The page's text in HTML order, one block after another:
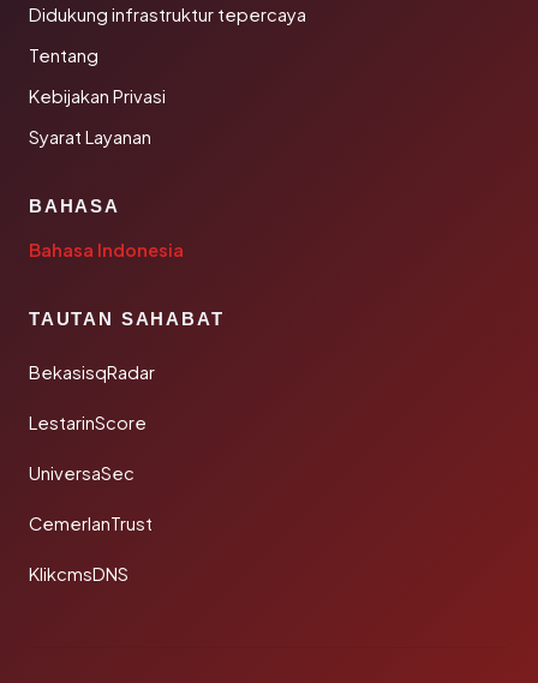
Didukung infrastruktur tepercaya
Tentang
Kebijakan Privasi
Syarat Layanan
BAHASA
Bahasa Indonesia
TAUTAN SAHABAT
BekasisqRadar
LestarinScore
UniversaSec
CemerlanTrust
KlikcmsDNS